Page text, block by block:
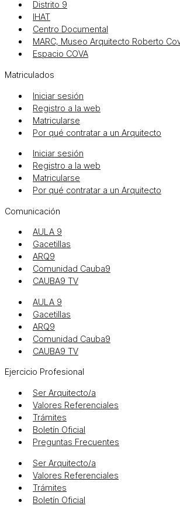
Distrito 9
IHAT
Centro Documental
MARC, Museo Arquitecto Roberto
Espacio COVA
Matriculados
Iniciar sesión
Registro a la web
Matricularse
Por qué contratar a un Arquitecto
Iniciar sesión
Registro a la web
Matricularse
Por qué contratar a un Arquitecto
Comunicación
AULA 9
Gacetillas
ARQ9
Comunidad Cauba9
CAUBA9 TV
AULA 9
Gacetillas
ARQ9
Comunidad Cauba9
CAUBA9 TV
Ejercicio Profesional
Ser Arquitecto/a
Valores Referenciales
Trámites
Boletín Oficial
Preguntas Frecuentes
Ser Arquitecto/a
Valores Referenciales
Trámites
Boletín Oficial